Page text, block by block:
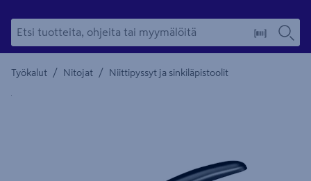
Työkalut / Nitojat / Niittipyssyt ja sinkiläpistoolit
Yksityiskohtainen kuvaus löytyy Tuotteen kuvaus -